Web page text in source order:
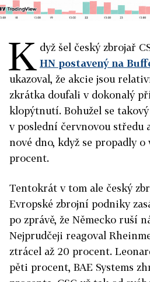
K dyž šel český zbrojař
HN postavený na
ukazoval, že akcie jsou
zkrátka doufali v dokonalý
klopýtnutí. Bohužel se
v poslední červnovou středu
nové dno, když se propadly o
procent.
Tentokrát v tom ale český
Evropské zbrojní podniky
po zprávě, že Německo ruší
Nejprudčeji reagoval
ztrácel až 20 procent.
pěti procent, BAE Systems